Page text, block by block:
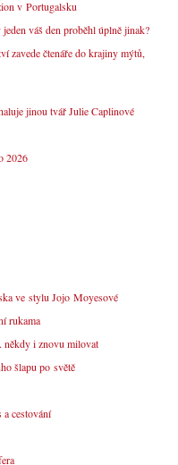
v Portugalsku
váš den proběhl úplně jinak?
zavede čtenáře do krajiny mýtů,
jinou tvář Julie Caplinové
2026
ve stylu Jojo Moyesové
rukama
někdy i znovu milovat
šlapu po světě
cestování